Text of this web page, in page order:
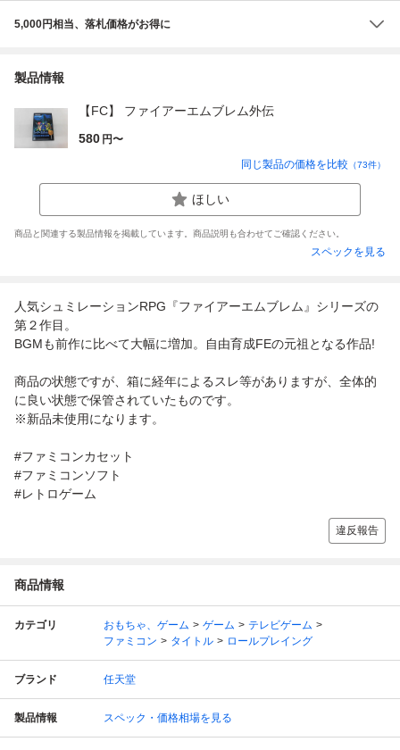
5,000円相当、落札価格がお得に
製品情報
【FC】 ファイアーエムブレム外伝
580 円〜
同じ製品の価格を比較 （73件）
ほしい
商品と関連する製品情報を掲載しています。商品説明も合わせてご確認ください。
スペックを見る
人気シュミレーションRPG『ファイアーエムブレム』シリーズの
第２作目。
BGMも前作に比べて大幅に増加。自由育成FEの元祖となる作品!
商品の状態ですが、箱に経年によるスレ等がありますが、全体的
に良い状態で保管されていたものです。
※新品未使用になります。
#ファミコンカセット
#ファミコンソフト
#レトロゲーム
違反報告
商品情報
カテゴリ おもちゃ、ゲーム ゲーム
テレビゲーム
ファミコン
タイトル ロールプレイング
ブランド 任天堂
製品情報 スペック・価格相場を見る